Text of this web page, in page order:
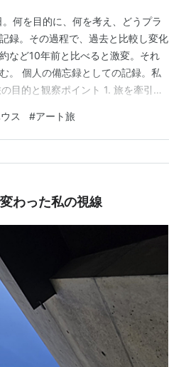
何を目的に、何を考え、どうプラ
録。その過程で、過去と比較し変化
など10年前と比べると激変。それ
。 個人の備忘録としての記録。私
目的と観察ポイント 1. 旅を牽引し
較 ■旅行プランの概略 〇0日目：
ス #アート旅
わった私の視線